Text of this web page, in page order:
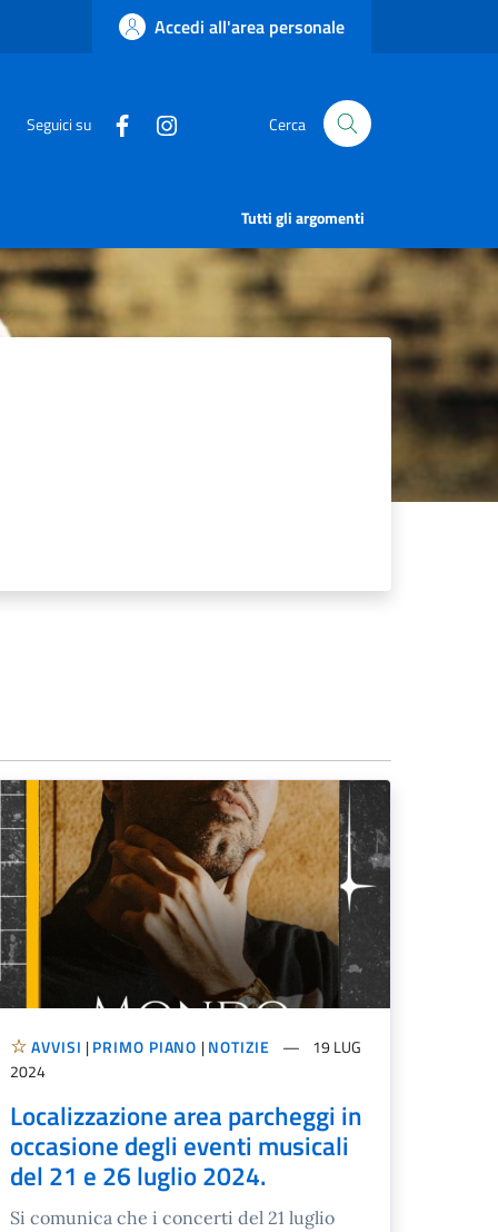
Accedi all'area personale
Seguici su Cerca
Tutti gli argomenti
AVVISI |PRIMO PIANO |NOTIZIE
19 LUG
2024
Localizzazione area parcheggi in
occasione degli eventi musicali
del 21 e 26 luglio 2024.
Si comunica che i concerti del 21 luglio